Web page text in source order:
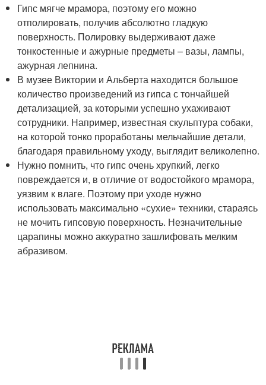
Гипс мягче мрамора, поэтому его можно
отполировать, получив абсолютно гладкую
поверхность. Полировку выдерживают даже
тонкостенные и ажурные предметы – вазы, лампы,
ажурная лепнина.
В музее Виктории и Альберта находится большое
количество произведений из гипса с тончайшей
детализацией, за которыми успешно ухаживают
сотрудники. Например, известная скульптура собаки,
на которой тонко проработаны мельчайшие детали,
благодаря правильному уходу, выглядит великолепно.
Нужно помнить, что гипс очень хрупкий, легко
повреждается и, в отличие от водостойкого мрамора,
уязвим к влаге. Поэтому при уходе нужно
использовать максимально «сухие» техники, стараясь
не мочить гипсовую поверхность. Незначительные
царапины можно аккуратно зашлифовать мелким
абразивом.